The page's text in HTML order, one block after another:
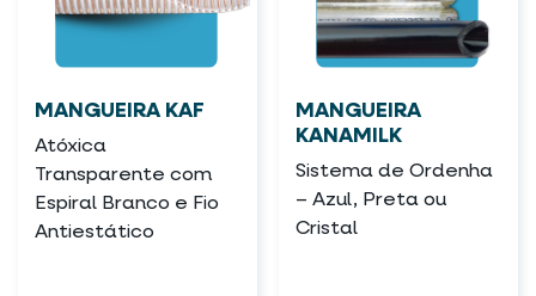
MANGUEIRA KAF
Atóxica
Transparente com
Espiral Branco e Fio
Antiestático
MANGUEIRA
KANAMILK
Sistema de Ordenha
– Azul, Preta ou
Cristal